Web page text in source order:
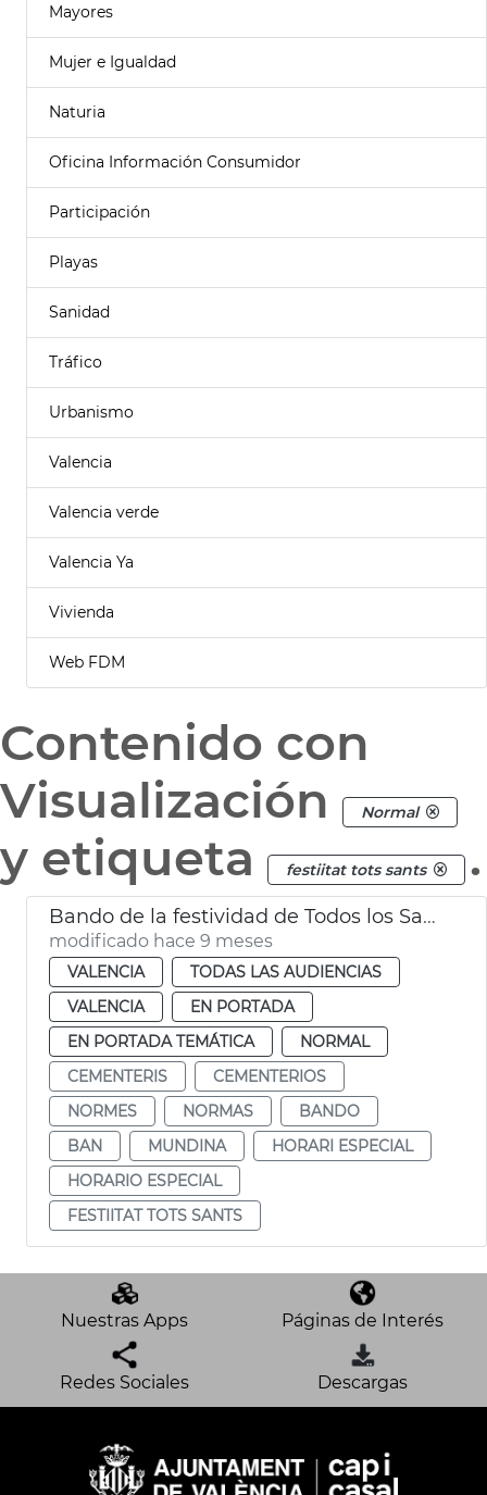
Mayores
Mujer e Igualdad
Naturia
Oficina Información Consumidor
Participación
Playas
Sanidad
Tráfico
Urbanismo
Valencia
Valencia verde
Valencia Ya
Vivienda
Web FDM
Contenido con
Visualización
Normal
y etiqueta festiitat tots sants .
Bando de la festividad de Todos los Santos
modificado hace 9 meses
VALENCIA
TODAS LAS AUDIENCIAS
VALENCIA
EN PORTADA
EN PORTADA TEMÁTICA
NORMAL
CEMENTERIS
CEMENTERIOS
NORMES
NORMAS
BANDO
BAN
MUNDINA
HORARI ESPECIAL
HORARIO ESPECIAL
FESTIITAT TOTS SANTS
Nuestras Apps Páginas de Interés
Redes Sociales Descargas